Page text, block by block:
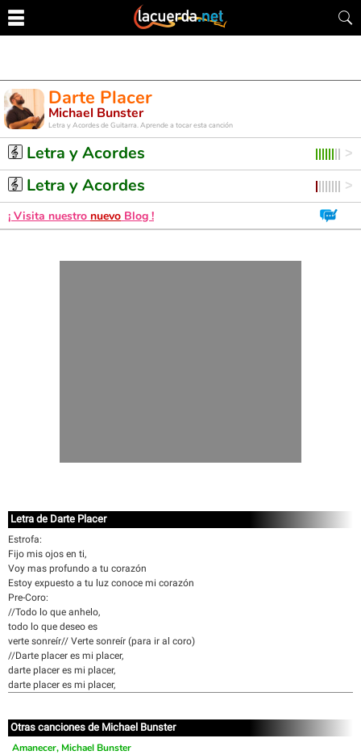
Darte Placer
Michael Bunster
Letra y Acordes de Guitarra. Aprende a tocar esta canción
Letra y Acordes
Letra y Acordes
¡ Visita nuestro nuevo Blog !
Letra de Darte Placer
Estrofa:
Fijo mis ojos en ti,
Voy mas profundo a tu corazón
Estoy expuesto a tu luz conoce mi corazón
Pre-Coro:
//Todo lo que anhelo,
todo lo que deseo es
verte sonreír// Verte sonreír (para ir al coro)
//Darte placer es mi placer,
darte placer es mi placer,
darte placer es mi placer,
Otras canciones de Michael Bunster
Amanecer, Michael Bunster